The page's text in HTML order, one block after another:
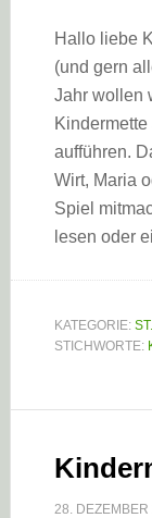
Hallo liebe
(und gern
Jahr wollen
aufführen.
Wirt, Maria
Spiel
lesen oder
KATEGORIE:
STICHWORTE:
28. DEZEMBER